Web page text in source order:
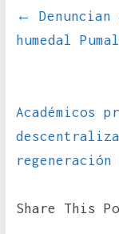
←
humedal
Académicos
regeneración
Share This